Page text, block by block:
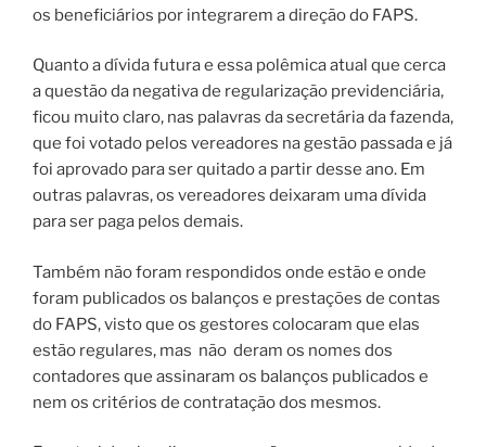
os beneficiários por integrarem a direção do FAPS.
Quanto a dívida futura e essa polêmica atual que cerca
a questão da negativa de regularização previdenciária,
ficou muito claro, nas palavras da secretária da fazenda,
que foi votado pelos vereadores na gestão passada e já
foi aprovado para ser quitado a partir desse ano. Em
outras palavras, os vereadores deixaram uma dívida
para ser paga pelos demais.
Também não foram respondidos onde estão e onde
foram publicados os balanços e prestações de contas
do FAPS, visto que os gestores colocaram que elas
estão regulares, mas não deram os nomes dos
contadores que assinaram os balanços publicados e
nem os critérios de contratação dos mesmos.